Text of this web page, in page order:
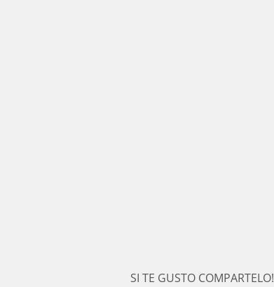
SI TE GUSTO COMPARTELO!